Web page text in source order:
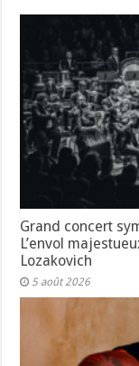
Grand concert
L’envol
Lozakovich
5 août 2026